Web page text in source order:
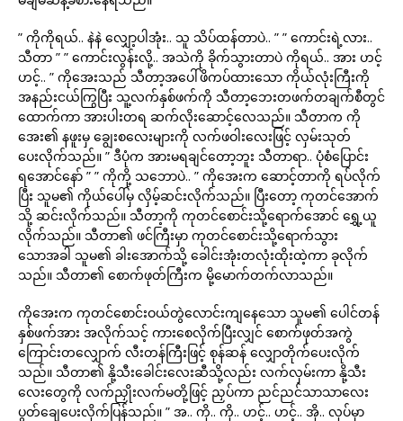
” ကိုကိုရယ်.. နဲနဲ လျှော့ပါအုံး.. သူ သိပ်ထန်တာပဲ.. ” ” ကောင်းရဲ့လား..
သီတာ ” ” ကောင်းလွန်းလို့.. အသဲကို ခိုက်သွားတာပဲ ကိုရယ်.. အား ဟင့်
ဟင့်.. ” ကိုအေးသည် သီတာ့အပေါ်ဖိကပ်ထားသော ကိုယ်လုံးကြီးကို
အနည်းငယ်ကြွပြီး သူ့လက်နှစ်ဖက်ကို သီတာ့ဘေးတဖက်တချက်စီတွင်
ထောက်ကာ အားပါးတရ ဆက်လိုးဆောင့်လေသည်။ သီတာက ကို
အေး၏ နဖူးမှ ချွေးစလေးများကို လက်ဖဝါးလေးဖြင့် လှမ်းသုတ်
ပေးလိုက်သည်။ ” ဒီပုံက အားမရချင်တော့ဘူး သီတာရာ.. ပုံစံပြောင်း
ရအောင်နော် ” ” ကိုကို့ သဘောပဲ.. ” ကိုအေးက ဆောင့်တာကို ရပ်လိုက်
ပြီး သူမ၏ ကိုယ်ပေါ်မှ လှိမ့်ဆင်းလိုက်သည်။ ပြီးတော့ ကုတင်အောက်
သို့ ဆင်းလိုက်သည်။ သီတာ့ကို ကုတင်စောင်းသို့ရောက်အောင် ရွှေ့ယူ
လိုက်သည်။ သီတာ၏ ဖင်ကြီးမှာ ကုတင်စောင်းသို့ရောက်သွား
သောအခါ သူမ၏ ခါးအောက်သို့ ခေါင်းအုံးတလုံးထိုးထဲ့ကာ ခုလိုက်
သည်။ သီတာ၏ စောက်ဖုတ်ကြီးက မို့မောက်တက်လာသည်။
ကိုအေးက ကုတင်စောင်းဝယ်တွဲလောင်းကျနေသော သူမ၏ ပေါင်တန်
နှစ်ဖက်အား အလိုက်သင့် ကားစေလိုက်ပြီးလျှင် စောက်ဖုတ်အကွဲ
ကြောင်းတလျှောက် လီးတန်ကြီးဖြင့် စုန်ဆန် လျှောတိုက်ပေးလိုက်
သည်။ သီတာ၏ နို့သီးခေါင်းလေးဆီသို့လည်း လက်လှမ်းကာ နို့သီး
လေးတွေကို လက်ညှိုးလက်မတို့ဖြင့် ညှပ်ကာ ညင်ညင်သာသာလေး
ပွတ်ချေပေးလိုက်ပြန်သည်။ ” အ.. ကို.. ကို.. ဟင့်.. ဟင့်.. အို.. လုပ်မှာ